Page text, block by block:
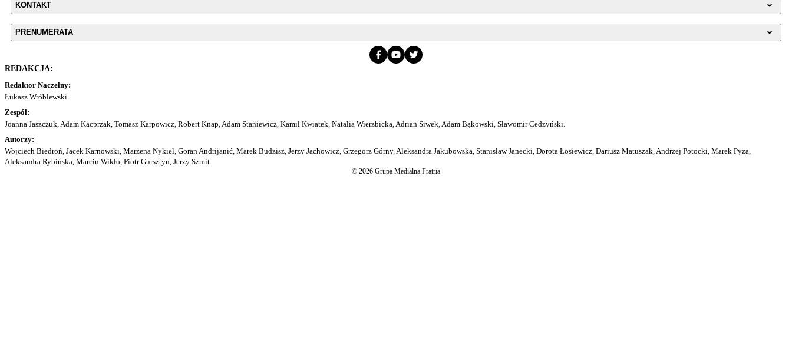
KONTAKT
PRENUMERATA
REDAKCJA:
Redaktor Naczelny:
Łukasz Wróblewski
Zespół:
Joanna Jaszczuk, Adam Kacprzak, Tomasz Karpowicz, Robert Knap, Adam Staniewicz, Kamil Kwiatek, Natalia Wierzbicka, Adrian Siwek, Adam Bąkowski, Sławomir Cedzyński.
Autorzy:
Wojciech Biedroń, Jacek Karnowski, Marzena Nykiel, Goran Andrijanić, Marek Budzisz, Jerzy Jachowicz, Grzegorz Górny, Aleksandra Jakubowska, Stanisław Janecki, Dorota Łosiewicz, Dariusz Matuszak, Andrzej Potocki, Marek Pyza,
Aleksandra Rybińska, Marcin Wikło, Piotr Gursztyn, Jerzy Szmit.
© 2026 Grupa Medialna Fratria